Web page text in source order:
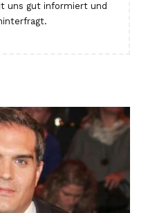
uns gut informiert und